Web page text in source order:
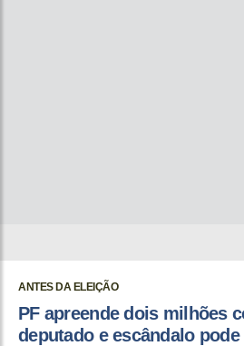
ANTES DA ELEIÇÃO
PF apreende dois milhões
deputado e escândalo